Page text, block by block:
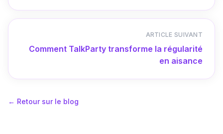
ARTICLE SUIVANT
Comment TalkParty transforme la régularité
en aisance
← Retour sur le blog